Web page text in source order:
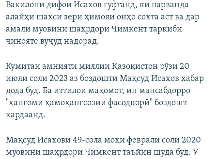
Вакилони дифои Исахов гуфтанд, ки парванда
алайҳи шахси зери ҳимояи онҳо сохта аст ва дар
амали муовини шаҳрдори Чимкент таркиби
ҷинояте вуҷуд надорад.
Кумитаи амнияти миллии Қазоқистон рӯзи 20
июли соли 2023 аз боздошти Мақсуд Исахов хабар
дода буд. Ба иттилои мақомот, ин мансабдорро
"ҳангоми ҳамоҳангсозии фасодкорӣ" боздошт
кардаанд.
Мақсуд Исахови 49-сола моҳи феврали соли 2020
муовини шаҳрдори Чимкент таъйин шуда буд. Ӯ